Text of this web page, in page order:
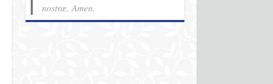
nostræ. Amen.